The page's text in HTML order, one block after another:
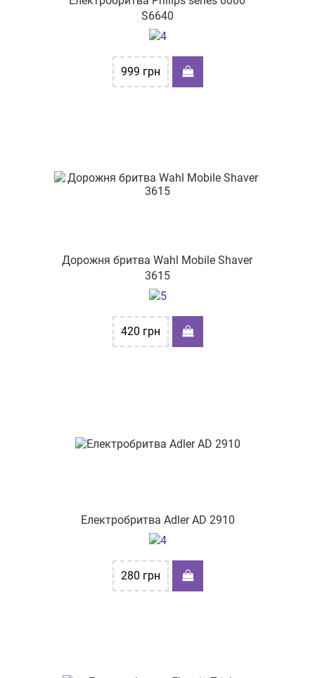
S6640
999 грн
Дорожня бритва Wahl Mobile Shaver
3615
420 грн
Електробритва Adler AD 2910
280 грн